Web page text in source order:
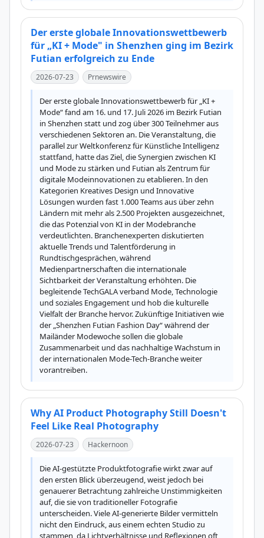
Der erste globale Innovationswettbewerb
für „KI + Mode" in Shenzhen ging im Bezirk
Futian erfolgreich zu Ende
2026-07-23 Prnewswire
Der erste globale Innovationswettbewerb für „KI +
Mode“ fand am 16. und 17. Juli 2026 im Bezirk Futian
in Shenzhen statt und zog über 300 Teilnehmer aus
verschiedenen Sektoren an. Die Veranstaltung, die
parallel zur Weltkonferenz für Künstliche Intelligenz
stattfand, hatte das Ziel, die Synergien zwischen KI
und Mode zu stärken und Futian als Zentrum für
digitale Modeinnovationen zu etablieren. In den
Kategorien Kreatives Design und Innovative
Lösungen wurden fast 1.000 Teams aus über zehn
Ländern mit mehr als 2.500 Projekten ausgezeichnet,
die das Potenzial von KI in der Modebranche
verdeutlichten. Branchenexperten diskutierten
aktuelle Trends und Talentförderung in
Rundtischgesprächen, während
Medienpartnerschaften die internationale
Sichtbarkeit der Veranstaltung erhöhten. Die
begleitende TechGALA verband Mode, Technologie
und soziales Engagement und hob die kulturelle
Vielfalt der Branche hervor. Zukünftige Initiativen wie
der „Shenzhen Futian Fashion Day“ während der
Mailänder Modewoche sollen die globale
Zusammenarbeit und das nachhaltige Wachstum in
der internationalen Mode-Tech-Branche weiter
vorantreiben.
Why AI Product Photography Still Doesn't
Feel Like Real Photography
2026-07-23 Hackernoon
Die AI-gestützte Produktfotografie wirkt zwar auf
den ersten Blick überzeugend, weist jedoch bei
genauerer Betrachtung zahlreiche Unstimmigkeiten
auf, die sie von traditioneller Fotografie
unterscheiden. Viele AI-generierte Bilder vermitteln
nicht den Eindruck, aus einem echten Studio zu
stammen, da Lichtverhältnisse und Reflexionen oft